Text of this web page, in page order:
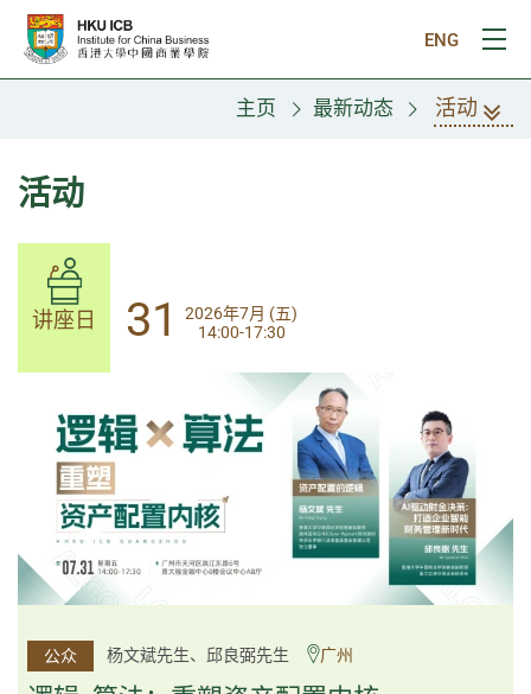
跳往主要内容
ENG
打
主页 最新动态 活动
活动
讲座日 14
2026年8月 (五)
13:30-17:00
公众
李邱敬贤女士 Ms Rosemarie Yau、潘天佑博士 Dr Tim
Pan、李国平先生 Mr Guoping Li
深圳
讲座日 31
2026年7月 (五)
14:00-17:30
公众 杨文斌先生、邱良弼先生 广州